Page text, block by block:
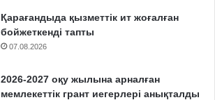
Қарағандыда қызметтік ит жоғалған
бойжеткенді тапты
07.08.2026
2026-2027 оқу жылына арналған
мемлекеттік грант иегерлері анықталды